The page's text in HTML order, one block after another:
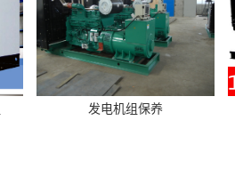
发电机组保养